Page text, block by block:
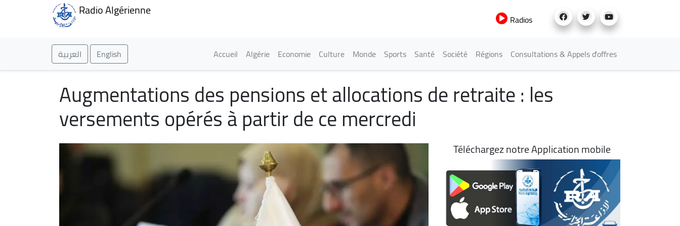
Radio Algérienne
Radios
العربية English Main navigation
Accueil Algérie Economie Culture Monde Sports Santé Société Régions Consultations & Appels d'offres
Augmentations des pensions et allocations de retraite : les
versements opérés à partir de ce mercredi
Téléchargez notre Application mobile